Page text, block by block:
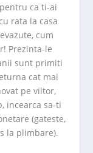
ca ti-ai
rata la casa
cum
Prezinta-le
sunt primiti
cat mai
pe viitor,
incearca sa-ti
(gateste,
la plimbare).